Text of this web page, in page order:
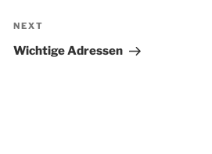
Next
Post
NEXT
Wichtige Adressen